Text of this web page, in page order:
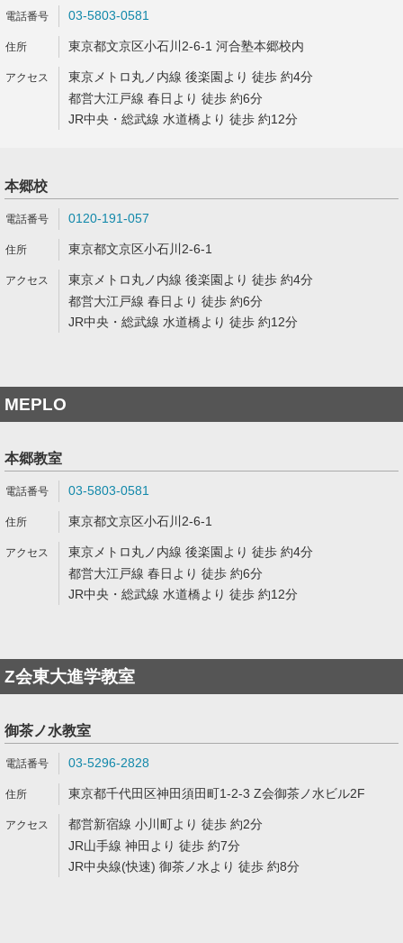
03-5803-0581
東京都文京区小石川2-6-1 河合塾本郷校内
東京メトロ丸ノ内線 後楽園より 徒歩 約4分
都営大江戸線 春日より 徒歩 約6分
JR中央・総武線 水道橋より 徒歩 約12分
本郷校
0120-191-057
東京都文京区小石川2-6-1
東京メトロ丸ノ内線 後楽園より 徒歩 約4分
都営大江戸線 春日より 徒歩 約6分
JR中央・総武線 水道橋より 徒歩 約12分
MEPLO
本郷教室
03-5803-0581
東京都文京区小石川2-6-1
東京メトロ丸ノ内線 後楽園より 徒歩 約4分
都営大江戸線 春日より 徒歩 約6分
JR中央・総武線 水道橋より 徒歩 約12分
Z会東大進学教室
御茶ノ水教室
03-5296-2828
東京都千代田区神田須田町1-2-3 Z会御茶ノ水ビル2F
都営新宿線 小川町より 徒歩 約2分
JR山手線 神田より 徒歩 約7分
JR中央線(快速) 御茶ノ水より 徒歩 約8分